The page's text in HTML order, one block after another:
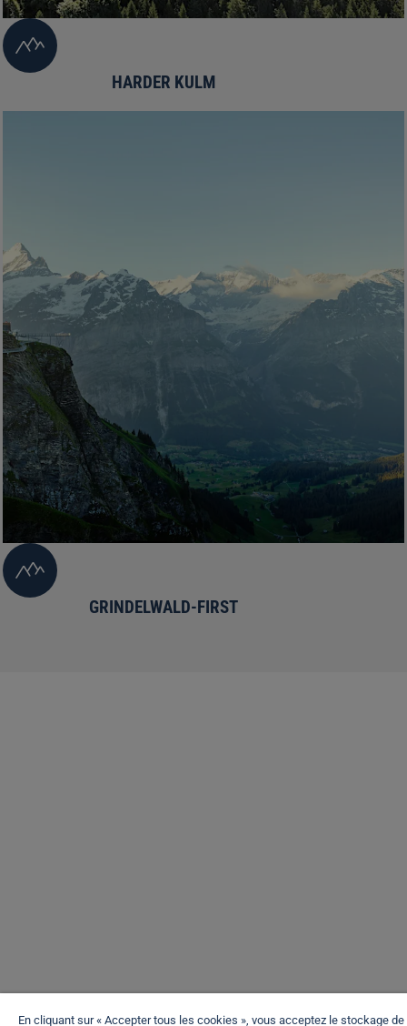
HARDER KULM
GRINDELWALD-FIRST
En cliquant sur « Accepter tous les cookies », vous acceptez le stockage de